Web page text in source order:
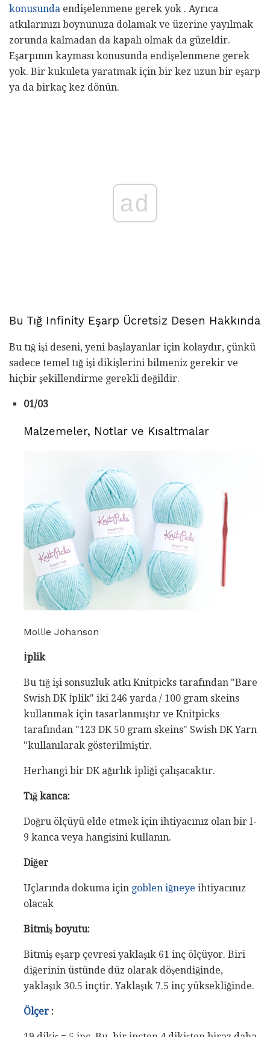
konusunda endişelenmene gerek yok . Ayrıca
atkılarınızı boynunuza dolamak ve üzerine yayılmak
zorunda kalmadan da kapalı olmak da güzeldir.
Eşarpının kayması konusunda endişelenmene gerek
yok. Bir kukuleta yaratmak için bir kez uzun bir eşarp
ya da birkaç kez dönün.
ad
Bu Tığ Infinity Eşarp Ücretsiz Desen Hakkında
Bu tığ işi deseni, yeni başlayanlar için kolaydır, çünkü
sadece temel tığ işi dikişlerini bilmeniz gerekir ve
hiçbir şekillendirme gerekli değildir.
01/03
Malzemeler, Notlar ve Kısaltmalar
Mollie Johanson
İplik
Bu tığ işi sonsuzluk atkı Knitpicks tarafından "Bare
Swish DK İplik" iki 246 yarda / 100 gram skeins
kullanmak için tasarlanmıştır ve Knitpicks
tarafından "123 DK 50 gram skeins" Swish DK Yarn
"kullanılarak gösterilmiştir.
Herhangi bir DK ağırlık ipliği çalışacaktır.
Tığ kanca:
Doğru ölçüyü elde etmek için ihtiyacınız olan bir I-
9 kanca veya hangisini kullanın.
Diğer
Uçlarında dokuma için goblen iğneye ihtiyacınız
olacak
Bitmiş boyutu:
Bitmiş eşarp çevresi yaklaşık 61 inç ölçüyor. Biri
diğerinin üstünde düz olarak döşendiğinde,
yaklaşık 30.5 inçtir. Yaklaşık 7.5 inç yüksekliğinde.
Ölçer :